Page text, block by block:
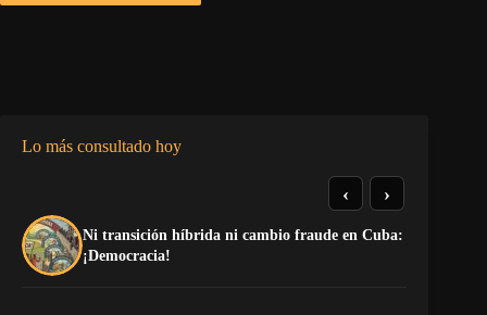
Lo más consultado hoy
Ni transición híbrida ni cambio fraude en Cuba:
¡Democracia!
‹ ›